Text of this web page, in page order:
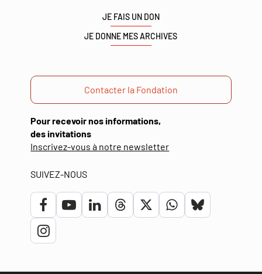
JE FAIS UN DON
JE DONNE MES ARCHIVES
Contacter la Fondation
Pour recevoir nos informations,
des invitations
Inscrivez-vous à notre newsletter(ouverture
fenêtre)
SUIVEZ-NOUS
Lien
vers
LienLienLienLienLienLien
Lien